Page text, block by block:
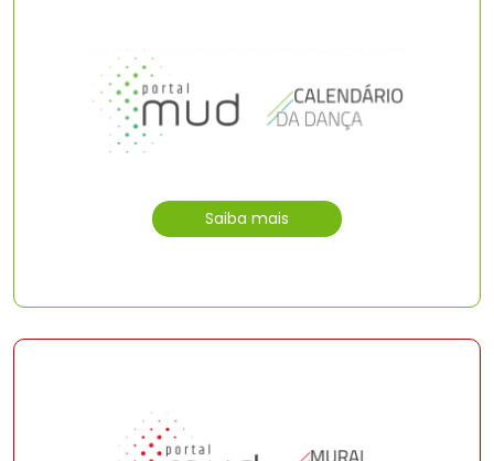
Saiba mais